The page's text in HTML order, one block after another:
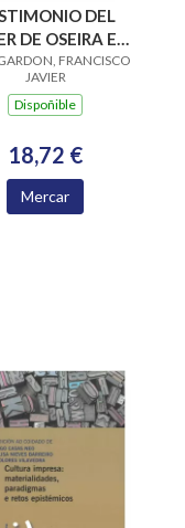
DEL
DE OSEIRA EN
PRIORATOS A
DEL ARTE
FRANCISCO
JAVIER
Dispoñible
18,72 €
Mercar